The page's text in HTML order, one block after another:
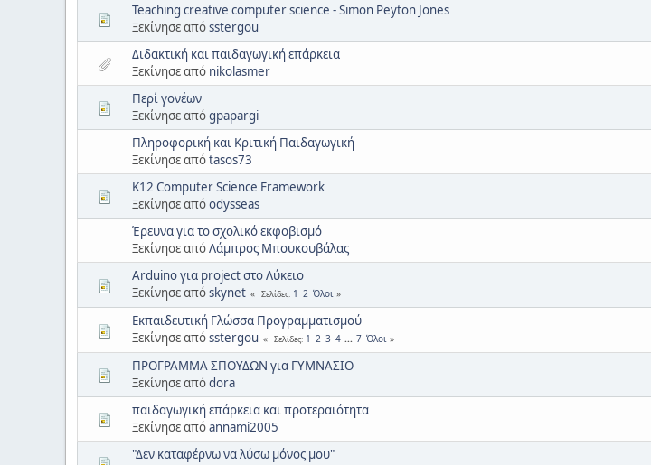
Teaching creative computer science - Simon Peyton Jones
Ξεκίνησε απόsstergou
Διδακτική και παιδαγωγική επάρκεια
Ξεκίνησε από nikolasmer
Περί γονέων
Ξεκίνησε απόgpapargi
Πληροφορική και Κριτική Παιδαγωγική
Ξεκίνησε απόtasos73
K12 Computer Science Framework
Ξεκίνησε απόodysseas
Έρευνα για το σχολικό εκφοβισμό
Ξεκίνησε απόΛάμπρος Μπουκουβάλας
Arduino για project στο Λύκειο
Ξεκίνησε απόskynet Σελίδες 1 2 Όλοι
Εκπαιδευτική Γλώσσα Προγραμματισμού
Ξεκίνησε απόsstergou Σελίδες 1 2 3 4 ... 7 Όλοι
ΠΡΟΓΡΑΜΜΑ ΣΠΟΥΔΩΝ για ΓΥΜΝΑΣΙΟ
Ξεκίνησε απόdora
παιδαγωγική επάρκεια και προτεραιότητα
Ξεκίνησε απόannami2005
"Δεν καταφέρνω να λύσω μόνος μου"